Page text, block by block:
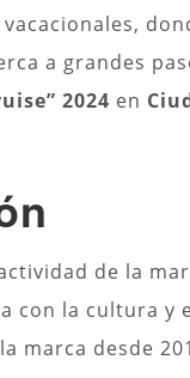
a grandes
2024 en
de la
con la cultura y
marca desde